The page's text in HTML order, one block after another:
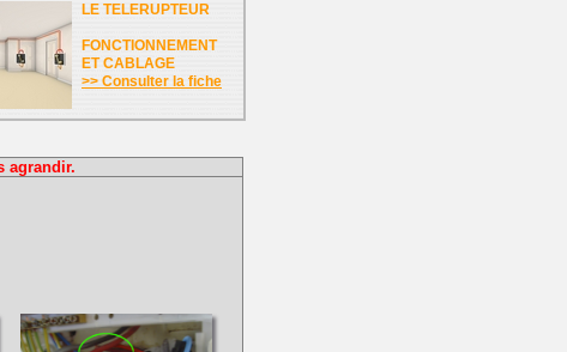
LE TELERUPTEUR
FONCTIONNEMENT
ET CABLAGE
>> Consulter la fiche
agrandir.